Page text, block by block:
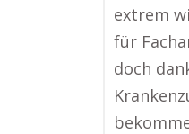
extrem
für
doch